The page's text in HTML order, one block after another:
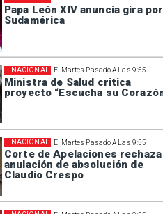
Papa León XIV anuncia gira por
Sudamérica
El Martes Pasado A Las 9:55
Ministra de Salud critica
proyecto “Escucha su
NACIONAL
El Martes Pasado A Las 9:55
Corte de Apelaciones rechaza
anulación de absolución de
Claudio Crespo
NACIONAL